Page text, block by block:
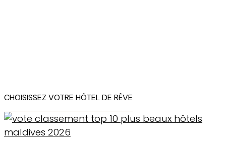
CHOISISSEZ VOTRE HÔTEL DE RÊVE